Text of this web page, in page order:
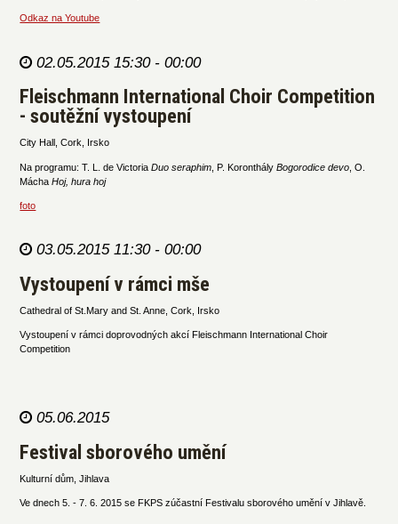
Odkaz na Youtube
02.05.2015 15:30 - 00:00
Fleischmann International Choir Competition
- soutěžní vystoupení
City Hall, Cork, Irsko
Na programu: T. L. de VictoriaDuo seraphim , P. KoronthályBogorodice devo , O.
MáchaHoj, hura hoj
foto
03.05.2015 11:30 - 00:00
Vystoupení v rámci mše
Cathedral of St.Mary and St. Anne, Cork, Irsko
Vystoupení v rámci doprovodných akcí Fleischmann International Choir
Competition
05.06.2015
Festival sborového umění
Kulturní dům, Jihlava
Ve dnech 5. - 7. 6. 2015 se FKPS zúčastní Festivalu sborového umění v Jihlavě.